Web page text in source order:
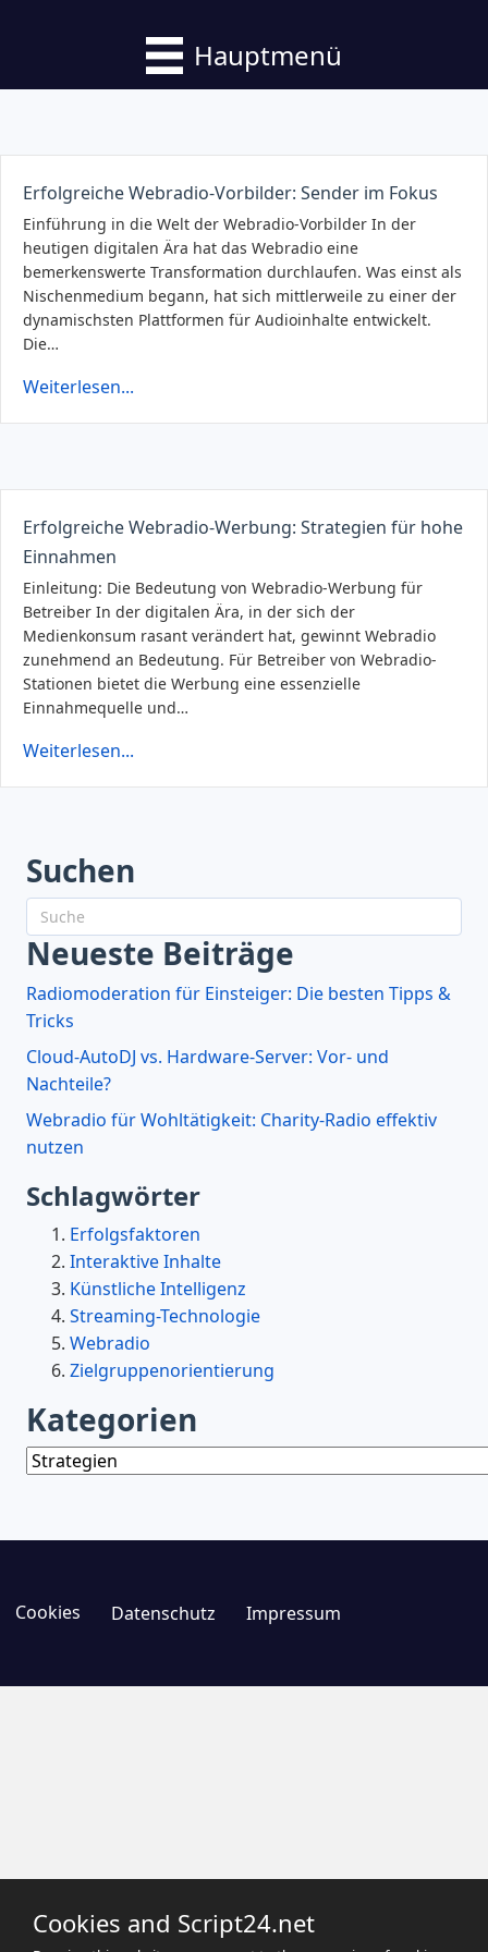
Hauptmenü
Erfolgreiche Webradio-Vorbilder: Sender im Fokus
Einführung in die Welt der Webradio-Vorbilder In der
heutigen digitalen Ära hat das Webradio eine
bemerkenswerte Transformation durchlaufen. Was einst als
Nischenmedium begann, hat sich mittlerweile zu einer der
dynamischsten Plattformen für Audioinhalte entwickelt.
Die…
Weiterlesen...
Erfolgreiche Webradio-Werbung: Strategien für hohe
Einnahmen
Einleitung: Die Bedeutung von Webradio-Werbung für
Betreiber In der digitalen Ära, in der sich der
Medienkonsum rasant verändert hat, gewinnt Webradio
zunehmend an Bedeutung. Für Betreiber von Webradio-
Stationen bietet die Werbung eine essenzielle
Einnahmequelle und…
Weiterlesen...
Suchen
Neueste Beiträge
Radiomoderation für Einsteiger: Die besten Tipps &
Tricks
Cloud-AutoDJ vs. Hardware-Server: Vor- und
Nachteile?
Webradio für Wohltätigkeit: Charity-Radio effektiv
nutzen
Schlagwörter
Erfolgsfaktoren
Interaktive Inhalte
Künstliche Intelligenz
Streaming-Technologie
Webradio
Zielgruppenorientierung
Kategorien
Kategorien
Cookies Datenschutz Impressum
Cookies and Script24.net